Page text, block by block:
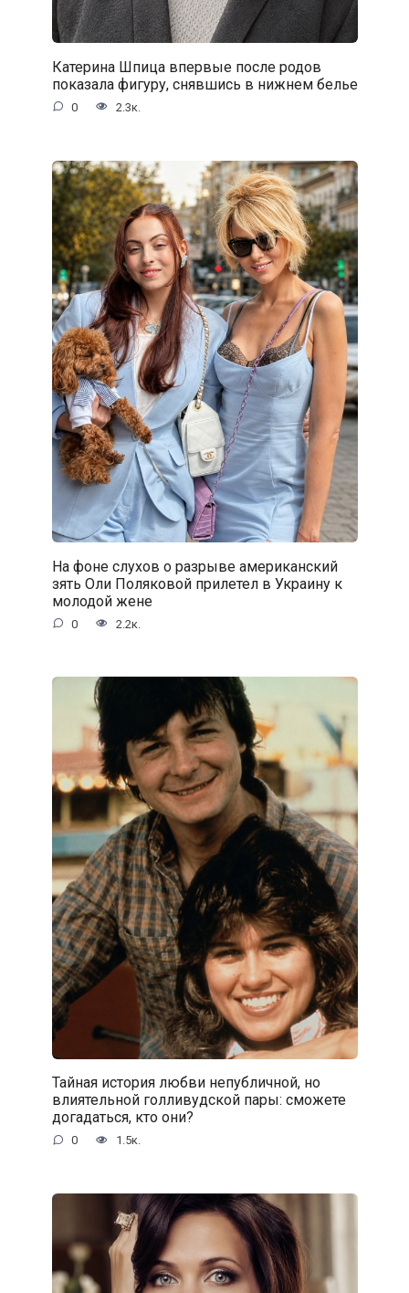
Катерина Шпица впервые после родов
показала фигуру, снявшись в нижнем белье
0 2.3к.
На фоне слухов о разрыве американский
зять Оли Поляковой прилетел в Украину к
молодой жене
0 2.2к.
Тайная история любви непубличной, но
влиятельной голливудской пары: сможете
догадаться, кто они?
0 1.5к.